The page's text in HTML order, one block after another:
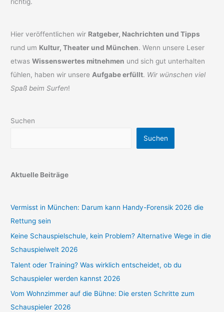
Hier veröffentlichen wir Ratgeber, Nachrichten und Tipps
rund um Kultur, Theater und München. Wenn unsere Leser
etwasWissenswertes mitnehmen und sich gut unterhalten
fühlen, haben wir unsere Aufgabe erfüllt. Wir wünschen viel
Spaß beim Surfen!
Suchen
Suchen
Aktuelle Beiträge
Vermisst in München: Darum kann Handy-Forensik 2026 die
Rettung sein
Keine Schauspielschule, kein Problem? Alternative Wege in die
Schauspielwelt 2026
Talent oder Training? Was wirklich entscheidet, ob du
Schauspieler werden kannst 2026
Vom Wohnzimmer auf die Bühne: Die ersten Schritte zum
Schauspieler 2026